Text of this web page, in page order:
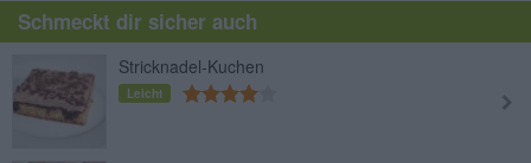
Schmeckt dir sicher auch
Stricknadel-Kuchen
Leicht